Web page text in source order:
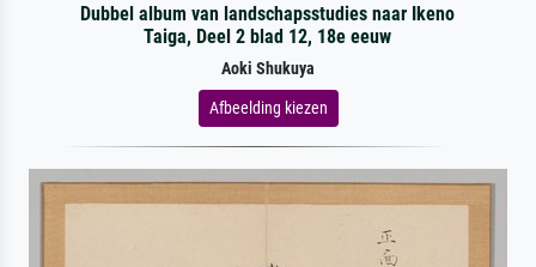
Dubbel album van landschapsstudies naar Ikeno
Taiga, Deel 2 blad 12, 18e eeuw
Aoki Shukuya
Afbeelding kiezen